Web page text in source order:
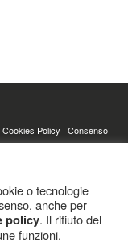
Cookies Policy | Consenso
o tecnologie
anche per
policy. Il rifiuto del
funzioni.